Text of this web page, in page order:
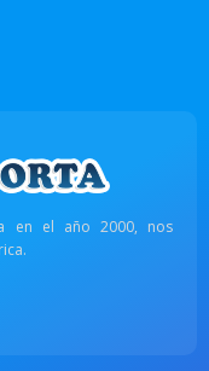
en el año 2000, nos